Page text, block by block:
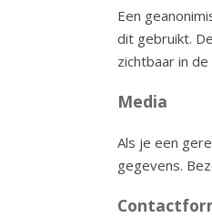
Een
dit gebruikt.
zichtbaar in
Media
Als je een
gegevens.